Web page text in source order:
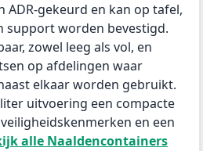
ADR-gekeurd en kan op tafel,
support worden bevestigd.
zowel leeg als vol, en
op afdelingen waar
elkaar worden gebruikt.
uitvoering een compacte
en een
alle Naaldencontainers